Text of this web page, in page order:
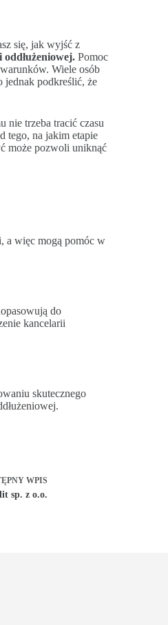
się, jak wyjść z
Pomoc
Wiele osób
jednak podkreślić, że
nie trzeba tracić czasu
tego, na jakim etapie
może pozwoli uniknąć
a więc mogą pomóc w
do
kancelarii
skutecznego
WPIS
sp. z o.o.